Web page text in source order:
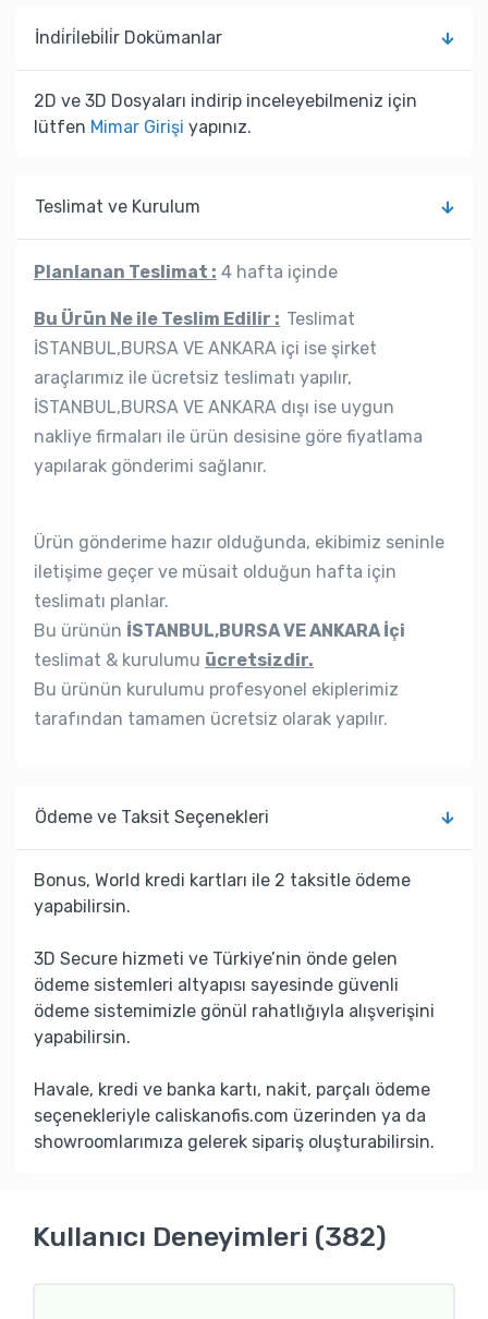
İndi̇ri̇lebi̇li̇r Dokümanlar
2D ve 3D Dosyaları indirip inceleyebilmeniz için
lütfen Mimar Girişi yapınız.
Teslimat ve Kurulum
Planlanan Teslimat : 4 hafta içinde
Bu Ürün Ne ile Teslim Edilir : Teslimat
İSTANBUL,BURSA VE ANKARA içi ise şirket
araçlarımız ile ücretsiz teslimatı yapılır,
İSTANBUL,BURSA VE ANKARA dışı ise uygun
nakliye firmaları ile ürün desisine göre fiyatlama
yapılarak gönderimi sağlanır.
Ürün gönderime hazır olduğunda, ekibimiz seninle
iletişime geçer ve müsait olduğun hafta için
teslimatı planlar.
Bu ürünün İSTANBUL,BURSA VE ANKARA İçi
teslimat & kurulumu ücretsizdir.
Bu ürünün kurulumu profesyonel ekiplerimiz
tarafından tamamen ücretsiz olarak yapılır.
Ödeme ve Taksit Seçenekleri
Bonus, World kredi kartları ile 2 taksitle ödeme
yapabilirsin.
3D Secure hizmeti ve Türkiye’nin önde gelen
ödeme sistemleri altyapısı sayesinde güvenli
ödeme sistemimizle gönül rahatlığıyla alışverişini
yapabilirsin.
Havale, kredi ve banka kartı, nakit, parçalı ödeme
seçenekleriyle caliskanofis.com üzerinden ya da
showroomlarımıza gelerek sipariş oluşturabilirsin.
Kullanıcı Deneyimleri (382)